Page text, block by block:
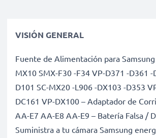
VISIÓN GENERAL
Fuente de Alimentación para
MX10 SMX-F30 -F34 VP-D371 -D361 -
D101 SC-MX20 -L906 -DX103 -D353
DC161 VP-DX100 – Adaptador de
AA-E7 AA-E8 AA-E9 – Batería Falsa /
Suministra a tu cámara Samsung